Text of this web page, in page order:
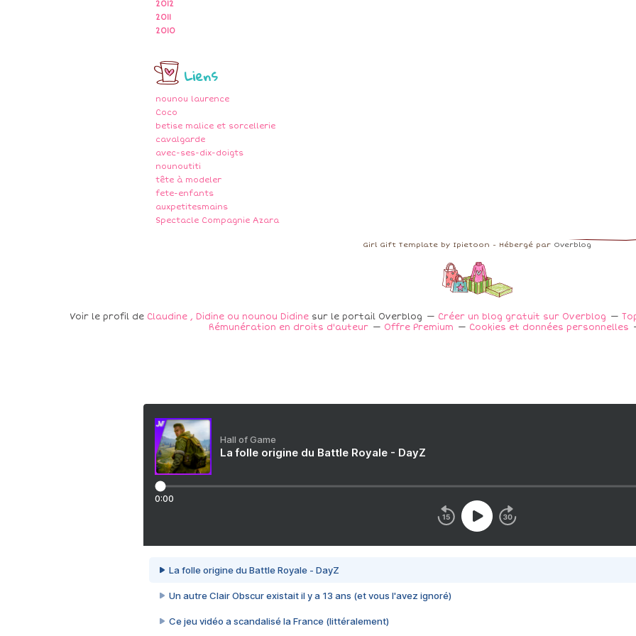
2012
2011
2010
Liens
nounou laurence
Coco
betise malice et sorcellerie
cavalgarde
avec-ses-dix-doigts
nounoutiti
tête à modeler
fete-enfants
auxpetitesmains
Spectacle Compagnie Azara
Girl Gift Template by Ipietoon - Hébergé par Overblog
Voir le profil de Claudine , Didine ou nounou Didine sur le portail Overblog Créer un blog gratuit sur Overblog
Rémunération en droits d'auteur
Offre Premium Cookies et données personnelles
Hall of Game
La folle origine du Battle Royale - DayZ
0:00
La folle origine du Battle Royale - DayZ
Un autre Clair Obscur existait il y a 13 ans (et vous l'avez ignoré)
Ce jeu vidéo a scandalisé la France (littéralement)